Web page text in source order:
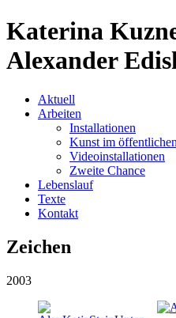
Katerina
Alexander
Aktuell
Arbeiten
Installationen
Kunst im
Videoinstallationen
Zweite Chance
Lebenslauf
Texte
Kontakt
Zeichen
2003